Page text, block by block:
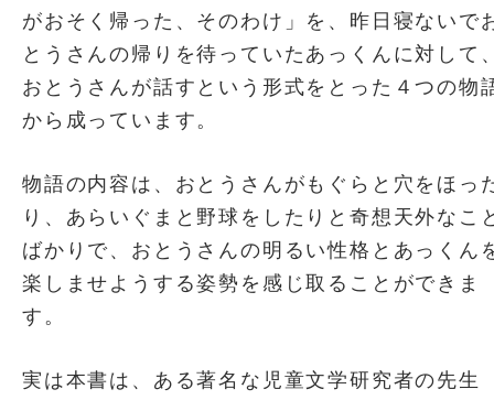
がおそく帰った、そのわけ」を、昨日寝ないで
とうさんの帰りを待っていたあっくんに対して
おとうさんが話すという形式をとった４つの物
から成っています。
物語の内容は、おとうさんがもぐらと穴をほっ
り、あらいぐまと野球をしたりと奇想天外なこ
ばかりで、おとうさんの明るい性格とあっくん
楽しませようする姿勢を感じ取ることができま
す。
実は本書は、ある著名な児童文学研究者の先生